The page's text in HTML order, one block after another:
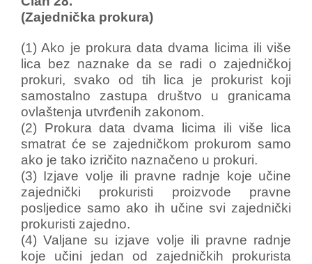
(Zajednička prokura)
(1) Ako je prokura data dvama licima ili više
lica bez naznake da se radi o zajedničkoj
prokuri, svako od tih lica je prokurist koji
samostalno zastupa društvo u granicama
ovlaštenja utvrđenih zakonom.
(2) Prokura data dvama licima ili više lica
smatrat će se zajedničkom prokurom samo
ako je tako izričito naznačeno u prokuri.
(3) Izjave volje ili pravne radnje koje učine
zajednički prokuristi proizvode pravne
posljedice samo ako ih učine svi zajednički
prokuristi zajedno.
(4) Valjane su izjave volje ili pravne radnje
koje učini jedan od zajedničkih prokurista